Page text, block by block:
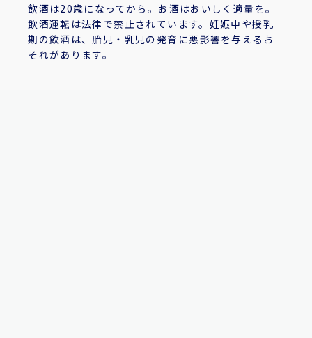
飲酒は20歳になってから。お酒はおいしく適量を。
飲酒運転は法律で禁止されています。妊娠中や授乳
期の飲酒は、胎児・乳児の発育に悪影響を与えるお
それがあります。